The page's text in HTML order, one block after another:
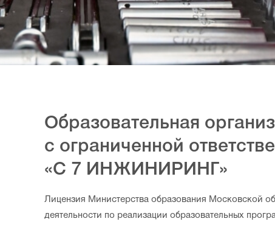
Образовательная
с ограниченной
«С 7 ИНЖИНИРИНГ»
Лицензия Министерства образования Московской
деятельности по реализации образовательных